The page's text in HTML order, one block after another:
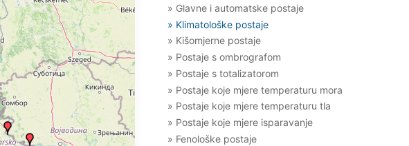
» Glavne i automatske postaje
» Klimatološke postaje
» Kišomjerne postaje
» Postaje s ombrografom
» Postaje s totalizatorom
» Postaje koje mjere temperaturu mora
» Postaje koje mjere temperaturu tla
» Postaje koje mjere isparavanje
» Fenološke postaje